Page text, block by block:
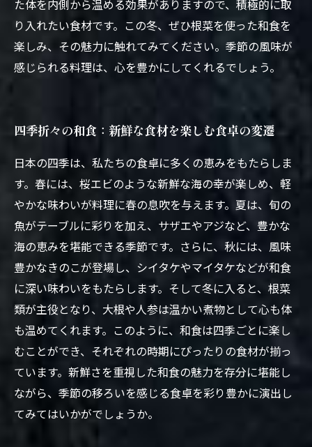
た体を内側から温める効果がありますので、積極的に取
り入れたい食材です。この冬、ぜひ根菜を使った和食を
楽しみ、その魅力に触れてみてください。季節の風味が
感じられる料理は、心を豊かにしてくれるでしょう。
四季折々の和食：新鮮な食材を楽しむ食卓の変遷
日本の四季は、私たちの食卓に多くの恵みをもたらしま
す。春には、桜エビのような新鮮な海の幸が楽しめ、軽
やかな味わいが料理に春の息吹を与えます。夏は、旬の
魚がテーブルに彩りを加え、サザエやアジなど、豊かな
海の恵みを堪能できる季節です。さらに、秋には、風味
豊かなきのこが登場し、シイタケやマイタケなどが和食
に深い味わいをもたらします。そして冬に入ると、根菜
類が主役となり、大根や人参は温かい煮物として心も体
も温めてくれます。このように、和食は四季ごとに楽し
むことができ、それぞれの時期にぴったりの食材が揃っ
ています。新鮮さを重視した和食の魅力を存分に堪能し
ながら、季節の移ろいを感じる食卓を彩り豊かに演出し
てみてはいかがでしょうか。